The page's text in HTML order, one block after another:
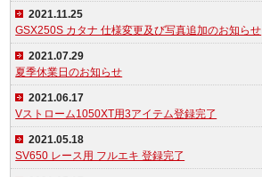
2021.11.25
GSX250S カタナ 仕様変更及び写真追加のお知らせ
2021.07.29
夏季休業日のお知らせ
2021.06.17
Vストローム1050XT用3アイテム登録完了
2021.05.18
SV650 レース用 フルエキ 登録完了